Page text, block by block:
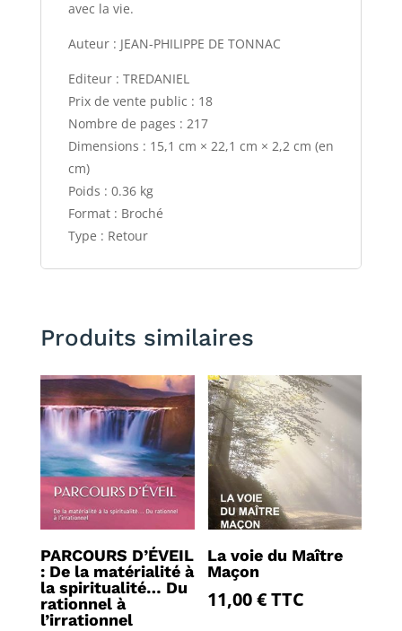
avec la vie.
Auteur : JEAN-PHILIPPE DE TONNAC
Editeur : TREDANIEL
Prix de vente public : 18
Nombre de pages : 217
Dimensions : 15,1 cm × 22,1 cm × 2,2 cm (en
cm)
Poids : 0.36 kg
Format : Broché
Type : Retour
Produits similaires
PARCOURS D’ÉVEIL
: De la matérialité à
la spiritualité… Du
rationnel à
l’irrationnel
La voie du Maître
Maçon
11,00€TTC